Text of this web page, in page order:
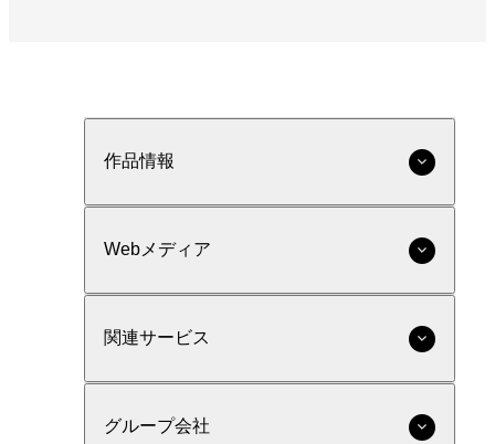
作品情報
Webメディア
関連サービス
グループ会社